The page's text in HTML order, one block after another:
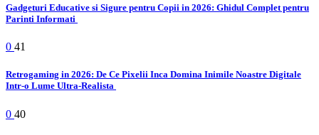
Gadgeturi Educative si Sigure pentru Copii in 2026: Ghidul Complet pentru
Parinti Informati
0 41
Retrogaming in 2026: De Ce Pixelii Inca Domina Inimile Noastre Digitale
Intr-o Lume Ultra-Realista
0 40